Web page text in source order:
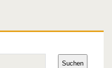
Suchen